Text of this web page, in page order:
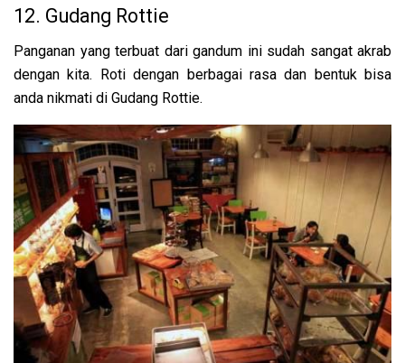
12. Gudang Rottie
Panganan yang terbuat dari gandum ini sudah sangat akrab
dengan kita. Roti dengan berbagai rasa dan bentuk bisa
anda nikmati di Gudang Rottie.